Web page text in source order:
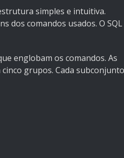
simples e intuitiva.
dos comandos usados. O SQL
englobam os comandos. As
grupos. Cada subconjunto